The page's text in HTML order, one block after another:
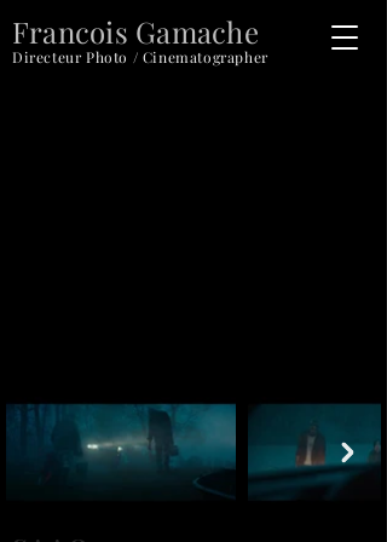
Francois Gamache
Directeur Photo / Cinematographer